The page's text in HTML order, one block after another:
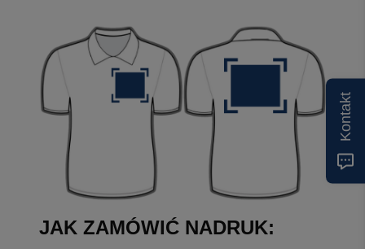
JAK ZAMÓWIĆ NADRUK:
Kontakt